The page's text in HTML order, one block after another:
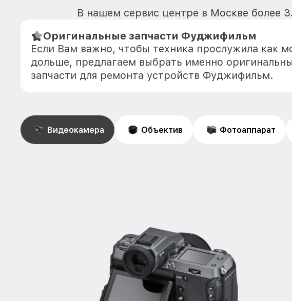
В нашем сервис центре в Москве более
Оригинальные запчасти Фуджифильм
Если Вам важно, чтобы техника прослужила как
дольше, предлагаем выбрать именно
запчасти для ремонта устройств Фуджифильм.
Видеокамера Объектив Фотоаппарат